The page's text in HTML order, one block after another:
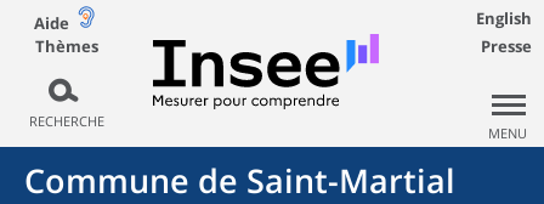
Aide
Thèmes
RECHERCHE
English
Presse
MENU
Commune de Saint-Martial